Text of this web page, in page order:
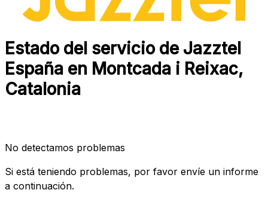
Estado del servicio de Jazztel
España en Montcada i Reixac,
Catalonia
No detectamos problemas
Si está teniendo problemas, por favor envíe un informe
a continuación.